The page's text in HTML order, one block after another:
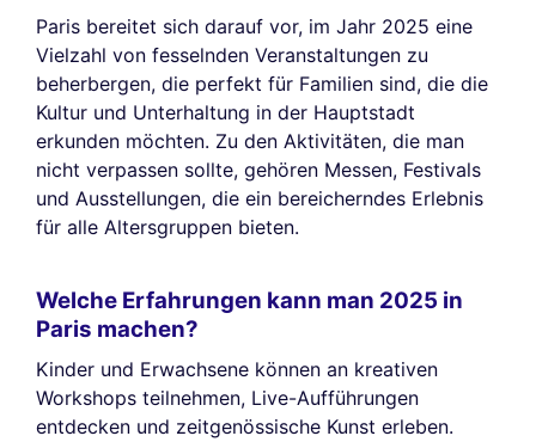
Paris bereitet sich darauf vor, im Jahr 2025 eine
Vielzahl von fesselnden Veranstaltungen zu
beherbergen, die perfekt für Familien sind, die die
Kultur und Unterhaltung in der Hauptstadt
erkunden möchten. Zu den Aktivitäten, die man
nicht verpassen sollte, gehören Messen, Festivals
und Ausstellungen, die ein bereicherndes Erlebnis
für alle Altersgruppen bieten.
Welche Erfahrungen kann man 2025 in
Paris machen?
Kinder und Erwachsene können an kreativen
Workshops teilnehmen, Live-Aufführungen
entdecken und zeitgenössische Kunst erleben.